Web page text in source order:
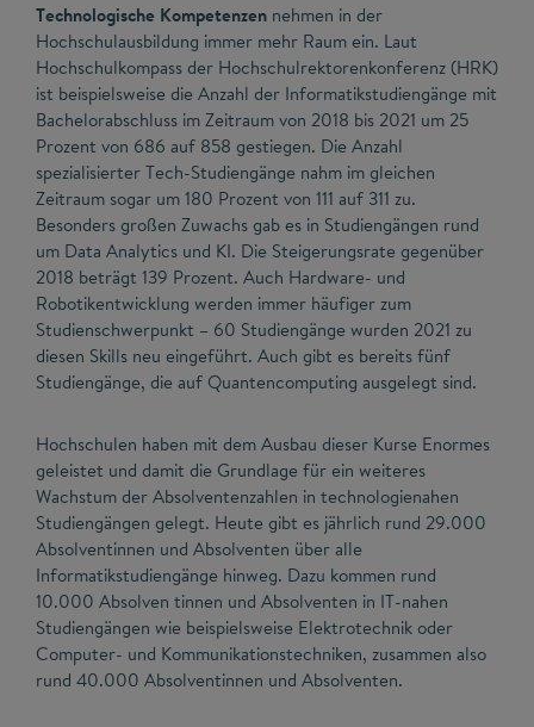
Technologische Kompetenzen nehmen in der
Hochschulausbildung immer mehr Raum ein. Laut
Hochschulkompass der Hochschulrektorenkonferenz (HRK)
ist beispielsweise die Anzahl der Informatikstudiengänge mit
Bachelorabschluss im Zeitraum von 2018 bis 2021 um 25
Prozent von 686 auf 858 gestiegen. Die Anzahl
spezialisierter Tech-Studiengänge nahm im gleichen
Zeitraum sogar um 180 Prozent von 111 auf 311 zu.
Besonders großen Zuwachs gab es in Studiengängen rund
um Data Analytics und KI. Die Steigerungsrate gegenüber
2018 beträgt 139 Prozent. Auch Hardware- und
Robotikentwicklung werden immer häufiger zum
Studienschwerpunkt – 60 Studiengänge wurden 2021 zu
diesen Skills neu eingeführt. Auch gibt es bereits fünf
Studiengänge, die auf Quantencomputing ausgelegt sind.
Hochschulen haben mit dem Ausbau dieser Kurse Enormes
geleistet und damit die Grundlage für ein weiteres
Wachstum der Absolventenzahlen in technologienahen
Studiengängen gelegt. Heute gibt es jährlich rund 29.000
Absolventinnen und Absolventen über alle
Informatikstudiengänge hinweg. Dazu kommen rund
10.000 Absolven tinnen und Absolventen in IT-nahen
Studiengängen wie beispielsweise Elektrotechnik oder
Computer- und Kommunikationstechniken, zusammen also
rund 40.000 Absolventinnen und Absolventen.